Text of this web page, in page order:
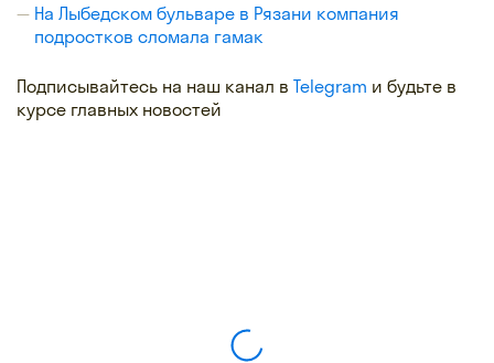
На Лыбедском бульваре в Рязани компания
подростков сломала гамак
Подписывайтесь на наш канал в Telegram и будьте в
курсе главных новостей